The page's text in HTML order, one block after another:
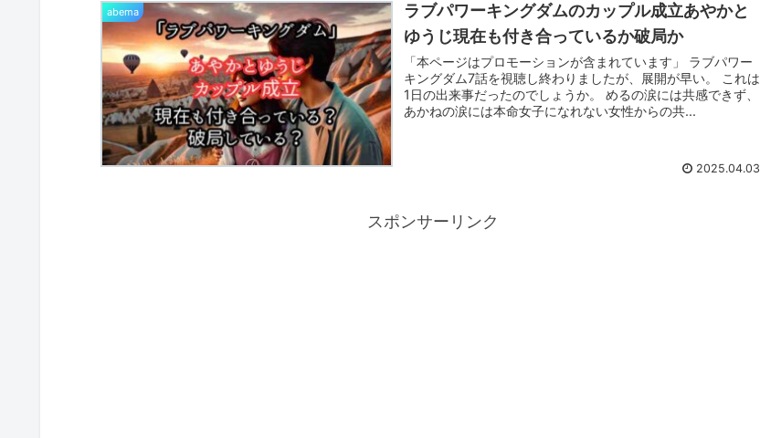
abema
ラブパワーキングダムのカップル成立あやかと
ゆうじ現在も付き合っているか破局か
「本ページはプロモーションが含まれています」 ラブパワー
キングダム7話を視聴し終わりましたが、展開が早い。 これは
1日の出来事だったのでしょうか。 めるの涙には共感できず、
あかねの涙には本命女子になれない女性からの共...
2025.04.03
スポンサーリンク